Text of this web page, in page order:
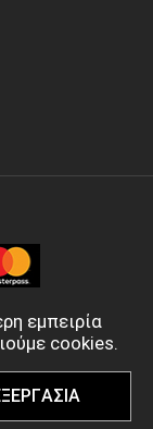
εμπειρία
cookies.
RESERVED